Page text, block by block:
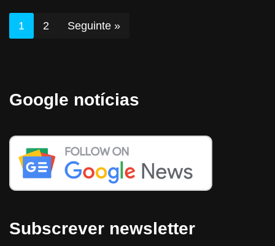
1 2 Seguinte »
Google notícias
Subscrever newsletter